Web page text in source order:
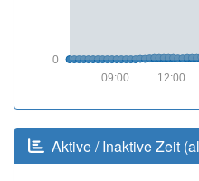
0
12:00
09:00
Aktive / Inaktive Zeit